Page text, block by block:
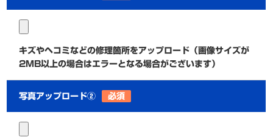
キズやヘコミなどの修理箇所をアップロード（画像サイズが
2MB以上の場合はエラーとなる場合がございます）
写真アップロード② 必須